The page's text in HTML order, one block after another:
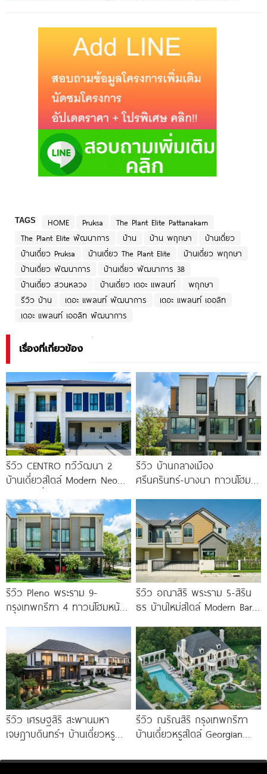
TAGS HOME Pruksa
The Plant Elite Pattanakarn
The Plant Elite พัฒนาการ
บ้าน บ้าน พฤกษา
บ้านเดี่ยว
บ้านเดี่ยว Pruksa
บ้านเดี่ยว The Plant Elite
บ้านเดี่ยว พฤกษา
บ้านเดี่ยว พัฒนาการ
บ้านเดี่ยว พัฒนาการ 38
บ้านเดี่ยว สวนหลวง
บ้านเดี่ยว เดอะ แพลนท์
พฤกษา
รีวิว บ้าน
เดอะ แพลนท์ พัฒนาการ
เดอะ แพลนท์ เออลิท
เดอะ แพลนท์ เออลิท พัฒนาการ
เรื่องที่เกี่ยวข้อง
รีวิว CENTRO ทวีวัฒนา 2
บ้านเดี่ยวสไตล์ Modern Neo
รีวิว บ้านกลางเมือง
ศรีนครินทร์-บางนา ทาวน์โฮม 3
Penthouse
รีวิว Pleno พระราม 9-
กรุงเทพกรีฑา 4 ทาวน์โฮมหน้า
รีวิว อณาสิริ พระราม 5-สิริน
ธร บ้านใหม่สไตล์ Modern Barn
รีวิว เศรษฐสิริ สะพานมหา
เจษฎาบดินทร์ฯ บ้านเดี่ยวหรู
รถไฟฟ้า และทางด่วน เริ่ม 15.9
รีวิว ณริณสิริ กรุงเทพกรีฑา
บ้านเดี่ยวหรูสไตล์ Georgian
Brighton College